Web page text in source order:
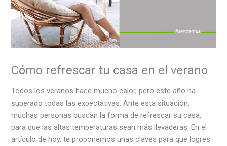
Cómo refrescar tu casa en el verano
Todos los veranos hace mucho calor, pero este año ha
superado todas las expectativas. Ante esta situación,
muchas personas buscan la forma de refrescar su casa,
para que las altas temperaturas sean más llevaderas. En el
artículo de hoy, te proponemos unas claves para que logres